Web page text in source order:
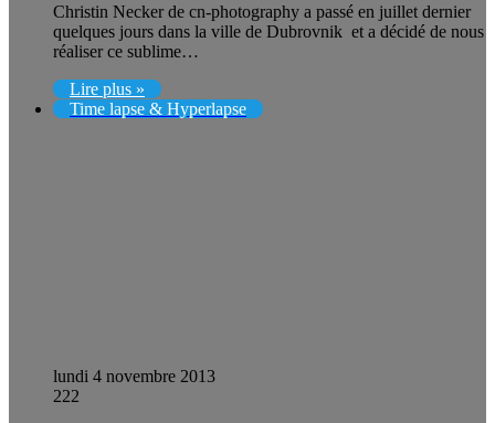
Christin Necker de cn-photography a passé en juillet dernier
quelques jours dans la ville de Dubrovnik et a décidé de nous
réaliser ce sublime…
Lire plus »
Time lapse & Hyperlapse
lundi 4 novembre 2013
222